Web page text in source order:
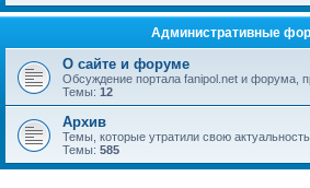
Административные
О сайте и форуме
Обсуждение портала fanipol.net и форума,
Темы: 12
Архив
Темы, которые утратили свою
Темы: 585